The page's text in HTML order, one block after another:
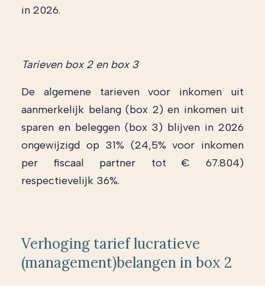
in 2026.
Tarieven box 2 en box 3
De algemene tarieven voor inkomen uit
aanmerkelijk belang (box 2) en inkomen uit
sparen en beleggen (box 3) blijven in 2026
ongewijzigd op 31% (24,5% voor inkomen
per fiscaal partner tot € 67.804)
respectievelijk 36%.
Verhoging tarief lucratieve
(management)belangen in box 2